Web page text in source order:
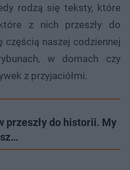
rodzą się teksty, które
z nich przeszły do
częścią naszej codziennej
w domach czy
z przyjaciółmi.
przeszły do historii. My